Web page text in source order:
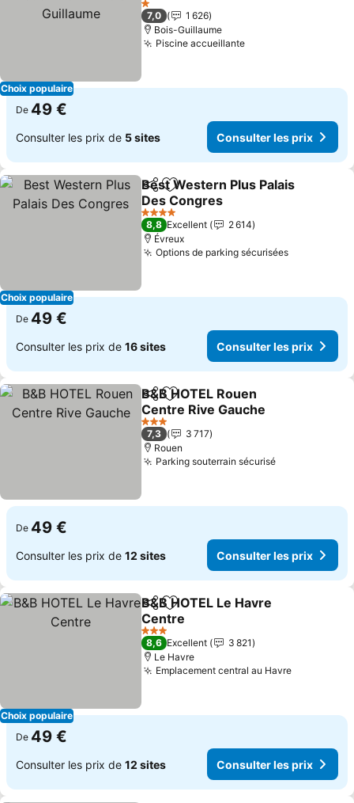
Choix populaire
1 Étoiles
7,0
1 626
Bois-Guillaume
Piscine accueillante
De 49 €
Consulter les prix de 5 sites Consulter les prix
Choix populaire
PartagerAjouter à mes favoris
Best Western Plus Palais
Des Congres
4 Étoiles
8,8 Excellent
2 614
Évreux
Options de parking sécurisées
De 49 €
Consulter les prix de 16 sites Consulter les prix
PartagerAjouter à mes favoris
B&B HOTEL Rouen
Centre Rive Gauche
3 Étoiles
7,3
3 717
Rouen
Parking souterrain sécurisé
De 49 €
Consulter les prix de 12 sites Consulter les prix
Choix populaire
PartagerAjouter à mes favoris
B&B HOTEL Le Havre
Centre
3 Étoiles
8,6 Excellent
3 821
Le Havre
Emplacement central au Havre
De 49 €
Consulter les prix de 12 sites Consulter les prix